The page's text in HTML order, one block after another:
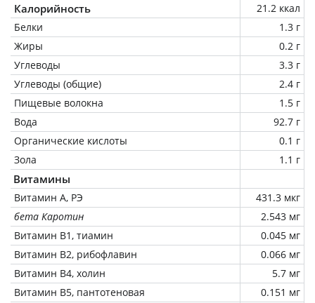
Калорийность
21.2 ккал
Белки
1.3 г
Жиры
0.2 г
Углеводы
3.3 г
Углеводы (общие)
2.4 г
Пищевые волокна
1.5 г
Вода
92.7 г
Органические кислоты
0.1 г
Зола
1.1 г
Витамины
Витамин А, РЭ
431.3 мкг
бета Каротин
2.543 мг
Витамин В1, тиамин
0.045 мг
Витамин В2, рибофлавин
0.066 мг
Витамин В4, холин
5.7 мг
Витамин В5, пантотеновая
0.151 мг